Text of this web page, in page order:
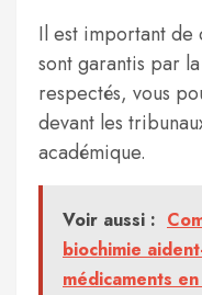
Il est important
sont garantis par
respectés, vous
devant les
académique.
Voir aussi :
biochimie
médicaments